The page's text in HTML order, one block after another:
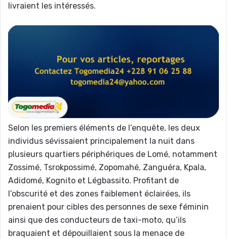
livraient les intéressés.
Selon les premiers éléments de l’enquête, les deux
individus sévissaient principalement la nuit dans
plusieurs quartiers périphériques de Lomé, notamment
Zossimé, Tsrokpossimé, Zopomahé, Zanguéra, Kpala,
Adidomé, Kognito et Légbassito. Profitant de
l’obscurité et des zones faiblement éclairées, ils
prenaient pour cibles des personnes de sexe féminin
ainsi que des conducteurs de taxi-moto, qu’ils
braquaient et dépouillaient sous la menace de